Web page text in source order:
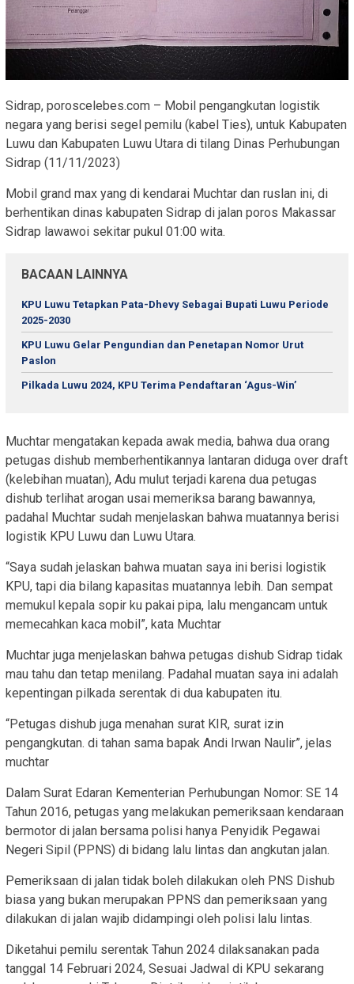
Sidrap, poroscelebes.com – Mobil pengangkutan logistik
negara yang berisi segel pemilu (kabel Ties), untuk Kabupaten
Luwu dan Kabupaten Luwu Utara di tilang Dinas Perhubungan
Sidrap (11/11/2023)
Mobil grand max yang di kendarai Muchtar dan ruslan ini, di
berhentikan dinas kabupaten Sidrap di jalan poros Makassar
Sidrap lawawoi sekitar pukul 01:00 wita.
BACAAN LAINNYA
KPU Luwu Tetapkan Pata-Dhevy Sebagai Bupati Luwu Periode
2025-2030
KPU Luwu Gelar Pengundian dan Penetapan Nomor Urut
Paslon
Pilkada Luwu 2024, KPU Terima Pendaftaran ‘Agus-Win’
Muchtar mengatakan kepada awak media, bahwa dua orang
petugas dishub memberhentikannya lantaran diduga over draft
(kelebihan muatan), Adu mulut terjadi karena dua petugas
dishub terlihat arogan usai memeriksa barang bawannya,
padahal Muchtar sudah menjelaskan bahwa muatannya berisi
logistik KPU Luwu dan Luwu Utara.
“Saya sudah jelaskan bahwa muatan saya ini berisi logistik
KPU, tapi dia bilang kapasitas muatannya lebih. Dan sempat
memukul kepala sopir ku pakai pipa, lalu mengancam untuk
memecahkan kaca mobil”, kata Muchtar
Muchtar juga menjelaskan bahwa petugas dishub Sidrap tidak
mau tahu dan tetap menilang. Padahal muatan saya ini adalah
kepentingan pilkada serentak di dua kabupaten itu.
“Petugas dishub juga menahan surat KIR, surat izin
pengangkutan. di tahan sama bapak Andi Irwan Naulir”, jelas
muchtar
Dalam Surat Edaran Kementerian Perhubungan Nomor: SE 14
Tahun 2016, petugas yang melakukan pemeriksaan kendaraan
bermotor di jalan bersama polisi hanya Penyidik Pegawai
Negeri Sipil (PPNS) di bidang lalu lintas dan angkutan jalan.
Pemeriksaan di jalan tidak boleh dilakukan oleh PNS Dishub
biasa yang bukan merupakan PPNS dan pemeriksaan yang
dilakukan di jalan wajib didampingi oleh polisi lalu lintas.
Diketahui pemilu serentak Tahun 2024 dilaksanakan pada
tanggal 14 Februari 2024, Sesuai Jadwal di KPU sekarang